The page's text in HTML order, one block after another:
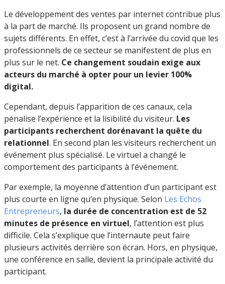
Le développement des ventes par internet contribue plus
à la part de marché. Ils proposent un grand nombre de
sujets différents. En effet, c’est à l’arrivée du covid que les
professionnels de ce secteur se manifestent de plus en
plus sur le net. Ce changement soudain exige aux
acteurs du marché à opter pour un levier 100%
digital.
Cependant, depuis l’apparition de ces canaux, cela
pénalise l’expérience et la lisibilité du visiteur. Les
participants recherchent dorénavant la quête du
relationnel. En second plan les visiteurs recherchent un
événement plus spécialisé. Le virtuel a changé le
comportement des participants à l’événement.
Par exemple, la moyenne d’attention d’un participant est
plus courte en ligne qu’en physique. Selon Les Echos
Entrepreneurs, la durée de concentration est de 52
minutes de présence en virtuel, l’attention est plus
difficile. Cela s’explique que l’internaute peut faire
plusieurs activités derrière son écran. Hors, en physique,
une conférence en salle, devient la principale activité du
participant.